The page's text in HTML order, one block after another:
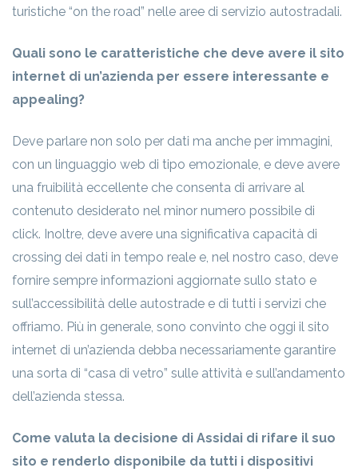
turistiche “on the road” nelle aree di servizio autostradali.
Quali sono le caratteristiche che deve avere il sito
internet di un’azienda per essere interessante e
appealing?
Deve parlare non solo per dati ma anche per immagini,
con un linguaggio web di tipo emozionale, e deve avere
una fruibilità eccellente che consenta di arrivare al
contenuto desiderato nel minor numero possibile di
click. Inoltre, deve avere una significativa capacità di
crossing dei dati in tempo reale e, nel nostro caso, deve
fornire sempre informazioni aggiornate sullo stato e
sull’accessibilità delle autostrade e di tutti i servizi che
offriamo. Più in generale, sono convinto che oggi il sito
internet di un’azienda debba necessariamente garantire
una sorta di “casa di vetro” sulle attività e sull’andamento
dell’azienda stessa.
Come valuta la decisione di Assidai di rifare il suo
sito e renderlo disponibile da tutti i dispositivi